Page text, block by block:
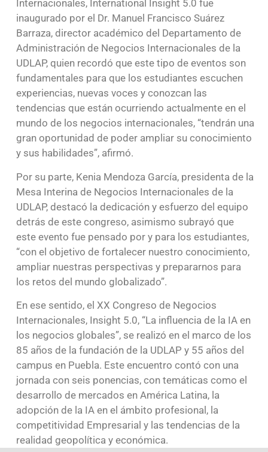
Internacionales, International Insight 5.0 fue
inaugurado por el Dr. Manuel Francisco Suárez
Barraza, director académico del Departamento de
Administración de Negocios Internacionales de la
UDLAP, quien recordó que este tipo de eventos son
fundamentales para que los estudiantes escuchen
experiencias, nuevas voces y conozcan las
tendencias que están ocurriendo actualmente en el
mundo de los negocios internacionales, “tendrán una
gran oportunidad de poder ampliar su conocimiento
y sus habilidades”, afirmó.
Por su parte, Kenia Mendoza García, presidenta de la
Mesa Interina de Negocios Internacionales de la
UDLAP, destacó la dedicación y esfuerzo del equipo
detrás de este congreso, asimismo subrayó que
este evento fue pensado por y para los estudiantes,
“con el objetivo de fortalecer nuestro conocimiento,
ampliar nuestras perspectivas y prepararnos para
los retos del mundo globalizado”.
En ese sentido, el XX Congreso de Negocios
Internacionales, Insight 5.0, “La influencia de la IA en
los negocios globales”, se realizó en el marco de los
85 años de la fundación de la UDLAP y 55 años del
campus en Puebla. Este encuentro contó con una
jornada con seis ponencias, con temáticas como el
desarrollo de mercados en América Latina, la
adopción de la IA en el ámbito profesional, la
competitividad Empresarial y las tendencias de la
realidad geopolítica y económica.